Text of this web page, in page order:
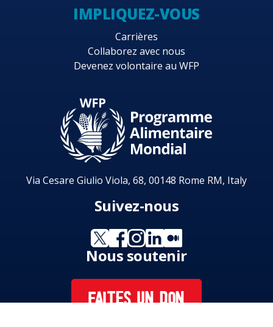
IMPLIQUEZ-VOUS
Carrières
Collaborez avec nous
Devenez volontaire au WFP
Via Cesare Giulio Viola, 68, 00148 Rome RM, Italy
Suivez-nous
Nous soutenir
FAITES UN DON